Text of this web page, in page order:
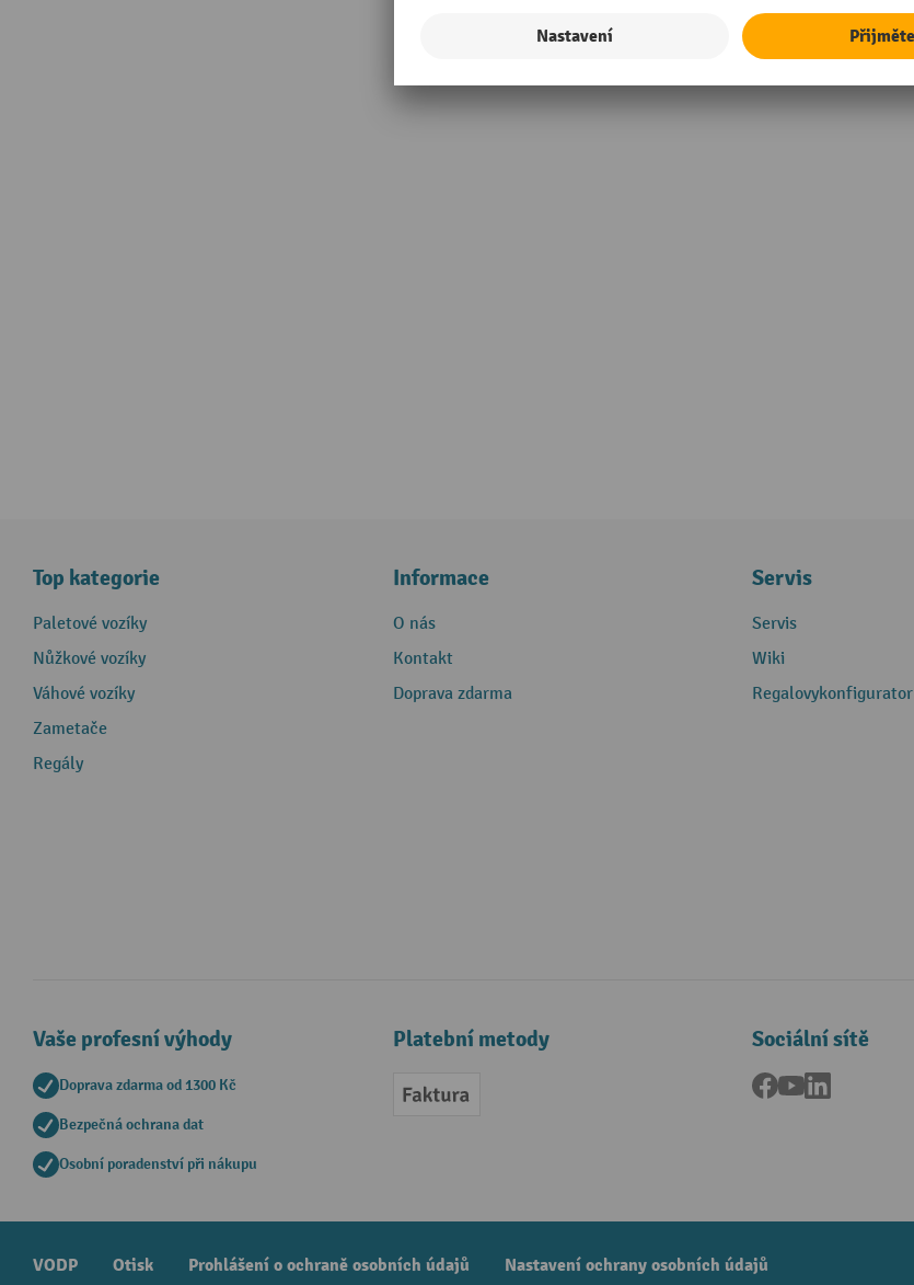
Zobrazit všechny technické údaje
Top kategorie
Paletové vozíky
Nůžkové vozíky
Váhové vozíky
Zametače
Regály
Informace
O nás
Kontakt
Doprava zdarma
Servis
Servis
Wiki
Regalovykonfigurator
Vaše profesní výhody
Doprava zdarma od 1300 Kč
Bezpečná ochrana dat
Osobní poradenství při nákupu
Platební metody
Faktura
Sociální sítě
Facebook
YouTube
VODP Otisk Prohlášení o ochraně osobních údajů Nastavení ochrany osobních údajů